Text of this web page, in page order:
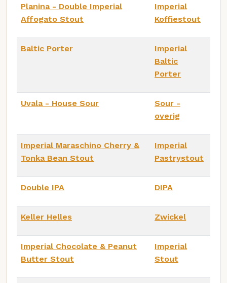
Planina - Double Imperial
Affogato Stout
Imperial
Koffiestout
Baltic Porter
Imperial
Baltic
Porter
Uvala - House Sour
Sour -
overig
Imperial Maraschino Cherry &
Tonka Bean Stout
Imperial
Pastrystout
Double IPA DIPA
Keller Helles Zwickel
Imperial Chocolate & Peanut
Butter Stout
Imperial
Stout